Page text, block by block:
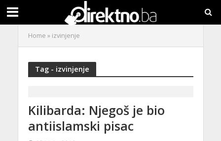
Home » izvinjenje
Tag - izvinjenje
Kilibarda: Njegoš je bio
antiislamski pisac